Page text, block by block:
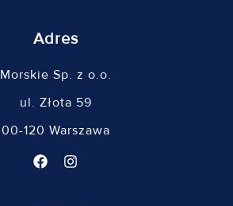
Adres
Morskie Sp. z o.o.
ul. Złota 59
00-120 Warszawa